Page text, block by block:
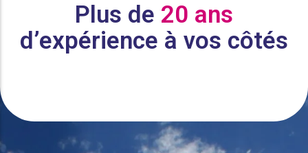
Plus de 20 ans
d’expérience à vos côtés